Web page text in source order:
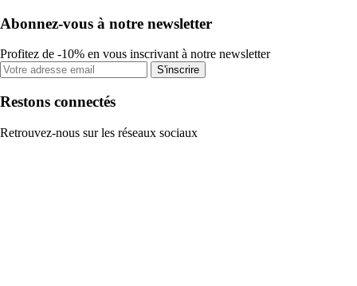
Abonnez-vous à notre newsletter
Profitez de -10% en vous inscrivant à notre newsletter
S'inscrire
Restons connectés
Retrouvez-nous sur les réseaux sociaux